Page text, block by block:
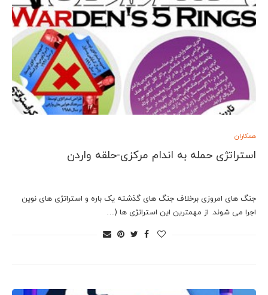
همکاران
استراتژی حمله به اندام مرکزی-حلقه واردن
جنگ های امروزی برخلاف جنگ های گذشته یک باره و استراتژی های نوین
اجرا می شوند. از مهمترین این استراتژی ها (…